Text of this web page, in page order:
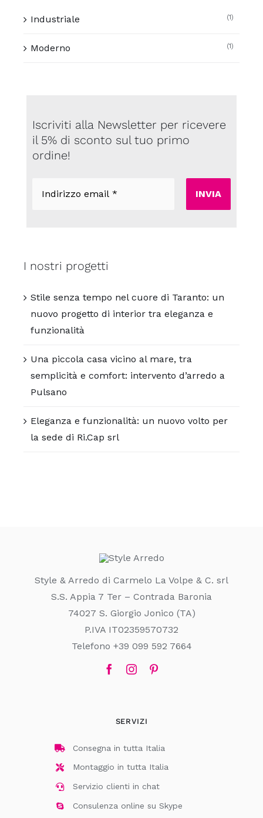
Industriale (1)
Moderno (1)
Iscriviti alla Newsletter per ricevere
il 5% di sconto sul tuo primo
ordine!
email
I nostri progetti
Stile senza tempo nel cuore di Taranto: un
nuovo progetto di interior tra eleganza e
funzionalità
Una piccola casa vicino al mare, tra
semplicità e comfort: intervento d’arredo a
Pulsano
Eleganza e funzionalità: un nuovo volto per
la sede di Ri.Cap srl
Style & Arredo di Carmelo La Volpe & C. srl
S.S. Appia 7 Ter – Contrada Baronia
74027 S. Giorgio Jonico (TA)
P.IVA IT02359570732
Telefono +39 099 592 7664
SERVIZI
Consegna in tutta Italia
Montaggio in tutta Italia
Servizio clienti in chat
Consulenza online su Skype